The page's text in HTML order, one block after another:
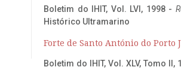
Boletim do IHIT, Vol. LVI, 1998 -
Histórico Ultramarino
Forte de Santo António do Porto
Boletim do IHIT, Vol. XLV, Tomo II,